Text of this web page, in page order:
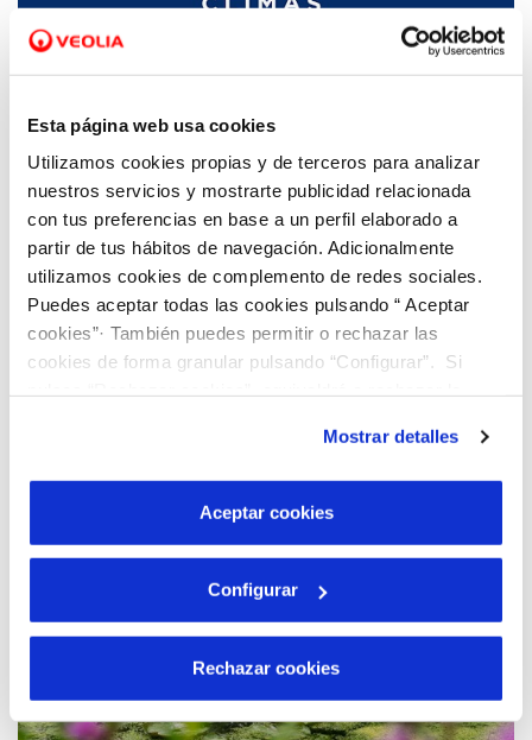
Esta página web usa cookies
Utilizamos cookies propias y de terceros para analizar
nuestros servicios y mostrarte publicidad relacionada
con tus preferencias en base a un perfil elaborado a
partir de tus hábitos de navegación. Adicionalmente
utilizamos cookies de complemento de redes sociales.
Puedes aceptar todas las cookies pulsando “ Aceptar
cookies”· También puedes permitir o rechazar las
cookies de forma granular pulsando “Configurar”. Si
son indispensables para que el sitio web funcione y que
por tanto no se pueden desactivar. Puedes consultar
más información en nuestraPolítica de Cookies
Mostrar detalles
Aceptar cookies
Configurar
Rechazar cookies
06 JUN 2022
La iniciativa "Climas para el cambio" llega a
Elche para abordar la necesidad de trabajar
en la lucha contra la crisis climática desde el
sector educativo
sus empresas participadas en Comunitat
Valenciana reutilizan ocho veces más agua
que la media nacional